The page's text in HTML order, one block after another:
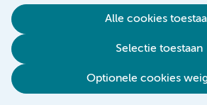
Alle cookies
Selectie toestaan
Optionele cookies
Algemene privacyverklaring